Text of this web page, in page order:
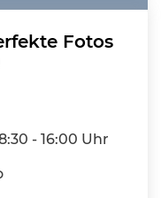
Fotos
- 16:00 Uhr